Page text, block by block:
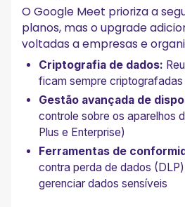
O Google Meet prioriza a
planos, mas o upgrade
voltadas a empresas e
Criptografia de dados:
ficam sempre criptografadas
Gestão avançada de
controle sobre os aparelhos
Plus e Enterprise)
Ferramentas de
contra perda de dados
gerenciar dados sensíveis